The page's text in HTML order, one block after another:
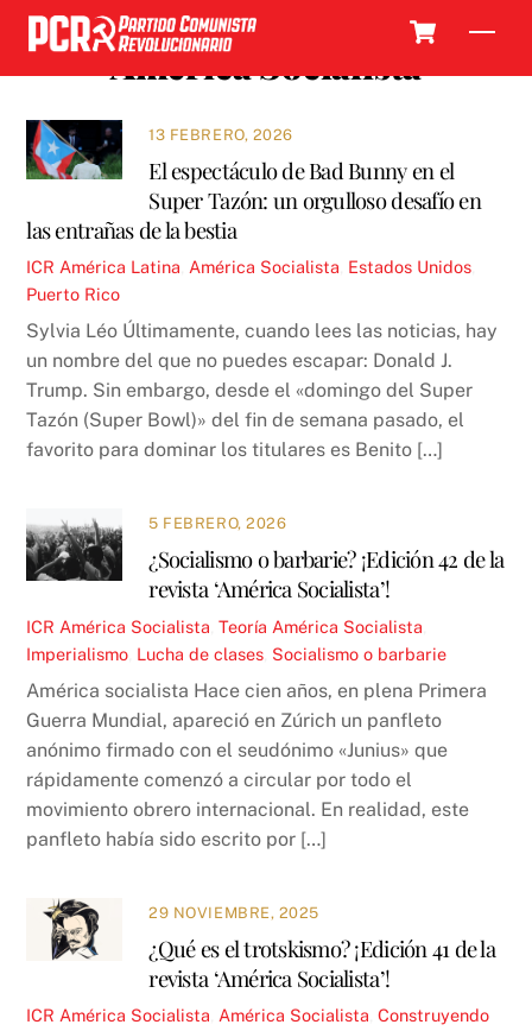
Skip
content
América Socialista
13 FEBRERO, 2026
El espectáculo de Bad Bunny en el
Super Tazón: un orgulloso desafío en
las entrañas de la bestia
ICR América Latina América Socialista Estados Unidos
Puerto Rico
Sylvia Léo Últimamente, cuando lees las noticias, hay
un nombre del que no puedes escapar: Donald J.
Trump. Sin embargo, desde el «domingo del Super
Tazón (Super Bowl)» del fin de semana pasado, el
favorito para dominar los titulares es Benito […]
5 FEBRERO, 2026
¿Socialismo o barbarie? ¡Edición 42 de la
revista ‘América Socialista’!
ICR América Socialista ,Teoría América Socialista
Imperialismo Lucha de clases Socialismo o barbarie
América socialista Hace cien años, en plena Primera
Guerra Mundial, apareció en Zúrich un panfleto
anónimo firmado con el seudónimo «Junius» que
rápidamente comenzó a circular por todo el
movimiento obrero internacional. En realidad, este
panfleto había sido escrito por […]
29 NOVIEMBRE, 2025
¿Qué es el trotskismo? ¡Edición 41 de la
revista ‘América Socialista’!
ICR América Socialista América Socialista ,Construyendo